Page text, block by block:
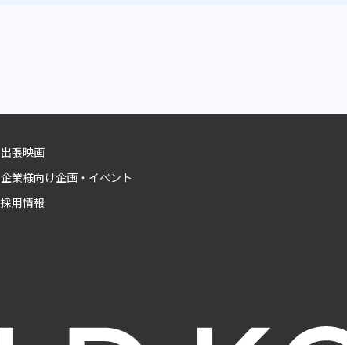
出張映画
企業様向け企画・イベント
採用情報